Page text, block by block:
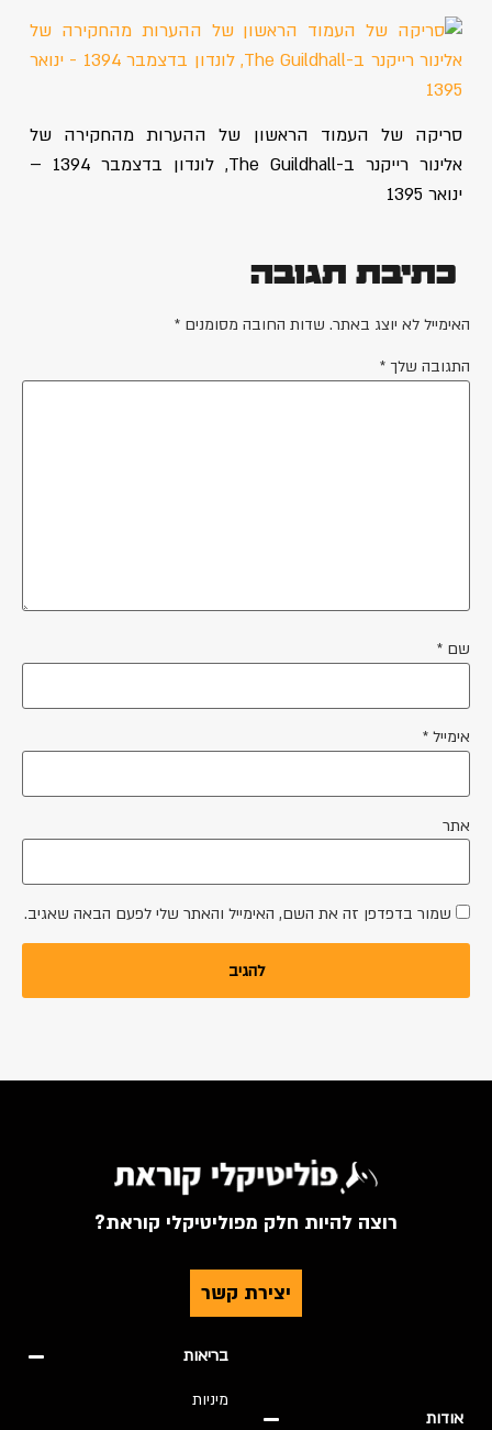
סריקה של העמוד הראשון של ההערות מהחקירה של
אלינור רייקנר ב-The Guildhall, לונדון בדצמבר 1394 –
ינואר 1395
כתיבת תגובה
האימייל לא יוצג באתר. שדות החובה מסומנים *
התגובה שלך *
שם *
אימייל *
אתר
שמור בדפדפן זה את השם, האימייל והאתר שלי לפעם הבאה שאגיב.
רוצה להיות חלק מפוליטיקלי קוראת?
יצירת קשר
אודות
בריאות
מיניות